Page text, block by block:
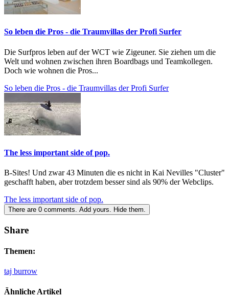
So leben die Pros - die Traumvillas der Profi Surfer
Die Surfpros leben auf der WCT wie Zigeuner. Sie ziehen um die
Welt und wohnen zwischen ihren Boardbags und Teamkollegen.
Doch wie wohnen die Pros...
So leben die Pros - die Traumvillas der Profi Surfer
The less important side of pop.
B-Sites! Und zwar 43 Minuten die es nicht in Kai Nevilles "Cluster"
geschafft haben, aber trotzdem besser sind als 90% der Webclips.
The less important side of pop.
There are 0 comments. Add yours. Hide them.
Share
Themen:
taj burrow
Ähnliche Artikel